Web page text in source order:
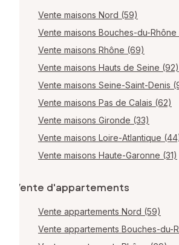
Vente maisons Nord (59)
Vente maisons Bouches-du-Rhône
Vente maisons Rhône (69)
Vente maisons Hauts de Seine (92)
Vente maisons Seine-Saint-Denis
Vente maisons Pas de Calais (62)
Vente maisons Gironde (33)
Vente maisons Loire-Atlantique
Vente maisons Haute-Garonne (31)
Vente d'appartements
Vente appartements Nord (59)
Vente appartements Bouches-du-